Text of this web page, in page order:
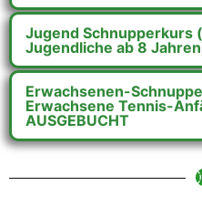
Jugend Schnupperkurs
Jugendliche ab 8
Erwachsenen-
Erwachsene Tennis-
AUSGEBUCHT